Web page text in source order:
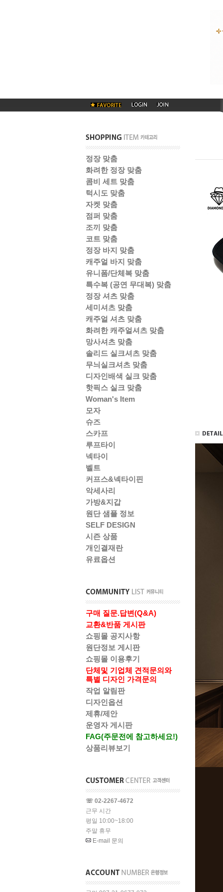
정장 맞춤
화려한 정장 맞춤
콤비 세트 맞춤
턱시도 맞춤
자켓 맞춤
점퍼 맞춤
조끼 맞춤
코트 맞춤
정장 바지 맞춤
캐주얼 바지 맞춤
유니폼/단체복 맞춤
특수복 (공연 무대복) 맞춤
정장 셔츠 맞춤
세미셔츠 맞춤
캐주얼 셔츠 맞춤
화려한 캐주얼셔츠 맞춤
망사셔츠 맞춤
솔리드 실크셔츠 맞춤
무늬실크셔츠 맞춤
디자인배색 실크 맞춤
핫픽스 실크 맞춤
Woman's Item
모자
슈즈
스카프
루프타이
넥타이
벨트
커프스&넥타이핀
악세사리
가방&지갑
원단 샘플 정보
SELF DESIGN
시즌 상품
개인결재란
유료옵션
구매 질문.답변(Q&A)
교환&반품 게시판
쇼핑몰 공지사항
원단정보 게시판
쇼핑몰 이용후기
단체및 기업체 견적문의와
특별 디자인 가격문의
작업 알림판
디자인옵션
제휴/제안
운영자 게시판
FAG(주문전에 참고하세요!)
상품리뷰보기
☏ 02-2267-4672
근무 시간
평일 10:00~18:00
주말 휴무
E-mail 문의